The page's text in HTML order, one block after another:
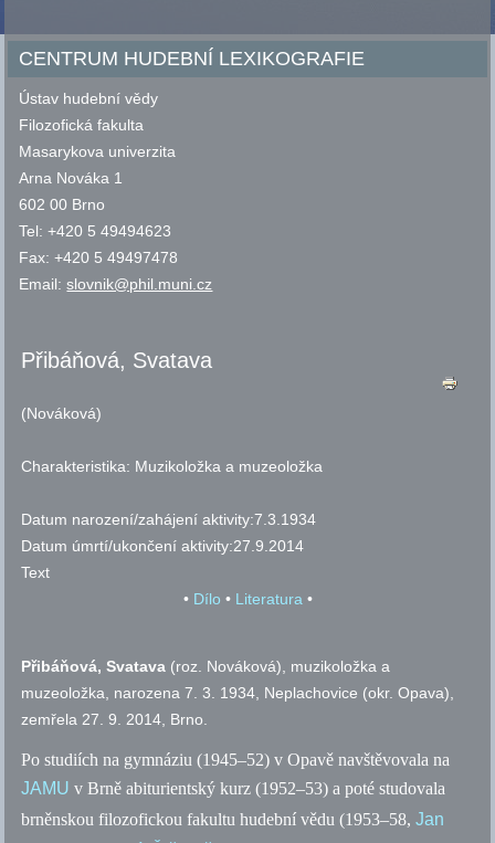
CENTRUM HUDEBNÍ LEXIKOGRAFIE
Ústav hudební vědy
Filozofická fakulta
Masarykova univerzita
Arna Nováka 1
602 00 Brno
Tel: +420 5 49494623
Fax: +420 5 49497478
Email:slovnik@phil.muni.cz
Přibáňová, Svatava
(Nováková)
Charakteristika: Muzikoložka a muzeoložka
Datum narození/zahájení aktivity:7.3.1934
Datum úmrtí/ukončení aktivity:27.9.2014
Text
• Dílo • Literatura•
Přibáňová, Svatava (roz. Nováková), muzikoložka a
muzeoložka, narozena 7. 3. 1934, Neplachovice (okr. Opava),
zemřela 27. 9. 2014, Brno.
Po studiích na gymnáziu (1945–52) v Opavě navštěvovala na
JAMU v Brně abiturientský kurz (1952–53) a poté studovala
brněnskou filozofickou fakultu hudební vědu (1953–58,Jan